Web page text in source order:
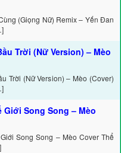
(Giọng Nữ) Remix – Yến Đan
Trời (Nữ Version) – Mèo
Trời (Nữ Version) – Mèo (Cover)
Giới Song Song – Mèo
Song Song – Mèo Cover Thể